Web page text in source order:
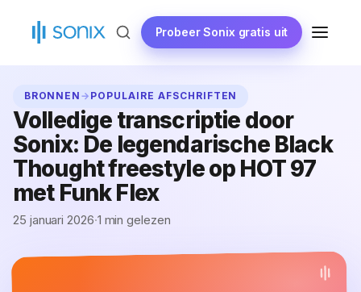
Probeer Sonix gratis uit MENU
BRONNEN → POPULAIRE AFSCHRIFTEN
Volledige transcriptie door
Sonix: De legendarische Black
Thought freestyle op HOT 97
met Funk Flex
25 januari 2026·1 min gelezen